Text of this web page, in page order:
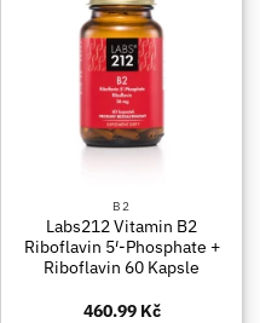
B2
Labs212 Vitamin B2
Riboflavin 5′-Phosphate +
Riboflavin 60 Kapsle
460.99 Kč